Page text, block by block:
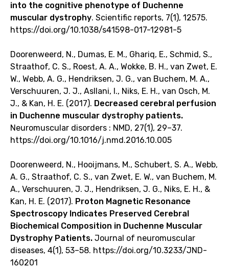
into the cognitive phenotype of Duchenne
muscular dystrophy. Scientific reports, 7(1), 12575.
https://doi.org/10.1038/s41598-017-12981-5
Doorenweerd, N., Dumas, E. M., Ghariq, E., Schmid, S.,
Straathof, C. S., Roest, A. A., Wokke, B. H., van Zwet, E.
W., Webb, A. G., Hendriksen, J. G., van Buchem, M. A.,
Verschuuren, J. J., Asllani, I., Niks, E. H., van Osch, M.
J., & Kan, H. E. (2017). Decreased cerebral perfusion
in Duchenne muscular dystrophy patients.
Neuromuscular disorders : NMD, 27(1), 29–37.
https://doi.org/10.1016/j.nmd.2016.10.005
Doorenweerd, N., Hooijmans, M., Schubert, S. A., Webb,
A. G., Straathof, C. S., van Zwet, E. W., van Buchem, M.
A., Verschuuren, J. J., Hendriksen, J. G., Niks, E. H., &
Kan, H. E. (2017). Proton Magnetic Resonance
Spectroscopy Indicates Preserved Cerebral
Biochemical Composition in Duchenne Muscular
Dystrophy Patients. Journal of neuromuscular
diseases, 4(1), 53–58. https://doi.org/10.3233/JND-
160201